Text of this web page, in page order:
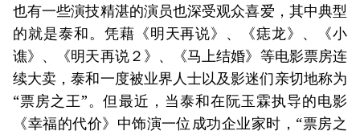
也有一些演技精湛的演员也深受观众喜爱，其中典型
的就是泰和。凭藉《明天再说》、《痣龙》、《小
谯》、《明天再说２》、《马上结婚》等电影票房连
续大卖，泰和一度被业界人士以及影迷们亲切地称为
“票房之王”。但最近，当泰和在阮玉霖执导的电影
《幸福的代价》中饰演一位成功企业家时，“票房之